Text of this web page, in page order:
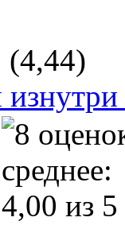
(4,44)